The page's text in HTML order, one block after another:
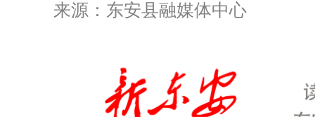
来源：东安县融媒体中心